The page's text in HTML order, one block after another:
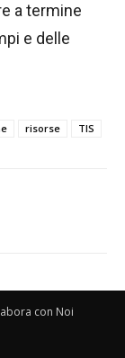
a termine
e delle
risorse TIS
con Noi